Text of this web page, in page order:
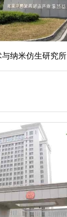
纳米仿生研究所